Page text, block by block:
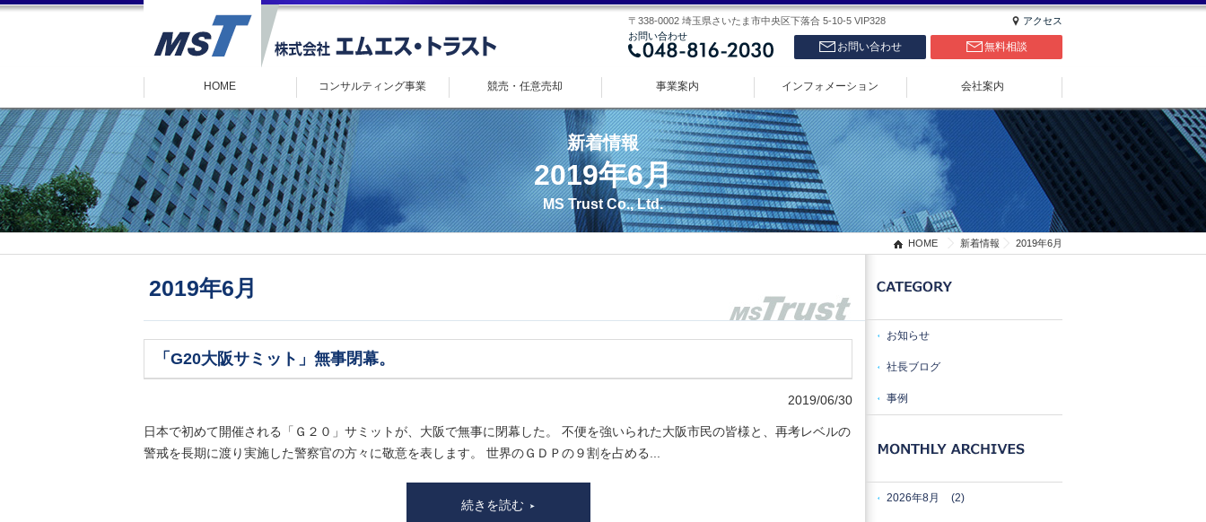
〒338-0002 埼玉県さいたま市中央区下落合 5-10-5 VIP328 アクセス
無料相談
お問い合わせ
お問い合わせ
HOME コンサルティング事業 競売・任意売却 事業案内 インフォメーション 会社案内
新着情報
2019年6月
MS Trust Co., Ltd.
HOME 新着情報 2019年6月
2019年6月
「G20大阪サミット」無事閉幕。
2019/06/30
日本で初めて開催される「Ｇ２０」サミットが、大阪で無事に閉幕した。 不便を強いられた大阪市民の皆様と、再考レベルの
警戒を長期に渡り実施した警察官の方々に敬意を表します。 世界のＧＤＰの９割を占める...
続きを読む
お知らせ
社長ブログ
事例
2026年8月 (2)